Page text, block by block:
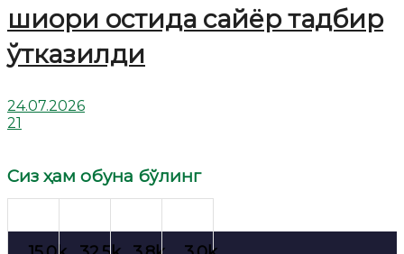
шиори остида сайёр тадбир
ўтказилди
24.07.2026
21
Сиз ҳам обуна бўлинг